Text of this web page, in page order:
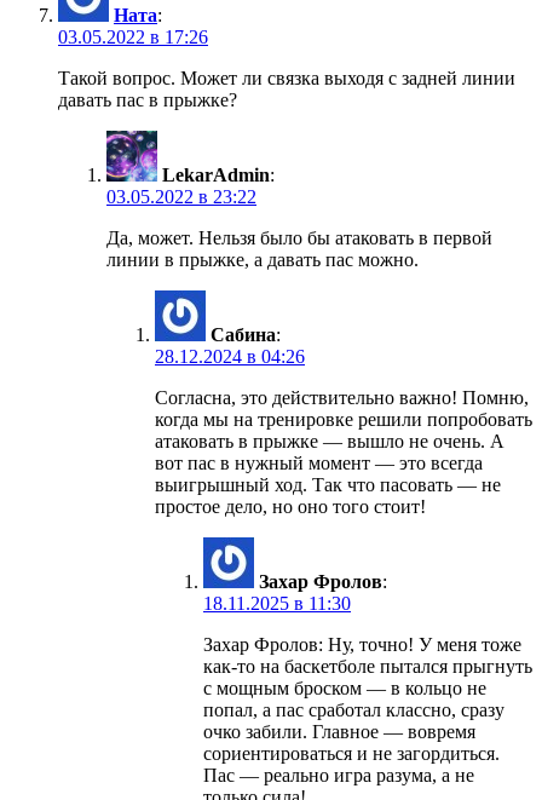
Ната:
03.05.2022 в 17:26
Такой вопрос. Может ли связка выходя с задней линии
давать пас в прыжке?
LekarAdmin:
03.05.2022 в 23:22
Да, может. Нельзя было бы атаковать в первой
линии в прыжке, а давать пас можно.
Сабина:
28.12.2024 в 04:26
Согласна, это действительно важно! Помню,
когда мы на тренировке решили попробовать
атаковать в прыжке — вышло не очень. А
вот пас в нужный момент — это всегда
выигрышный ход. Так что пасовать — не
простое дело, но оно того стоит!
Захар Фролов:
18.11.2025 в 11:30
Захар Фролов: Ну, точно! У меня тоже
как-то на баскетболе пытался прыгнуть
с мощным броском — в кольцо не
попал, а пас сработал классно, сразу
очко забили. Главное — вовремя
сориентироваться и не загордиться.
Пас — реально игра разума, а не